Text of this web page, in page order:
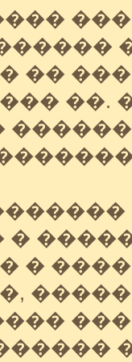
��
��.
�
�